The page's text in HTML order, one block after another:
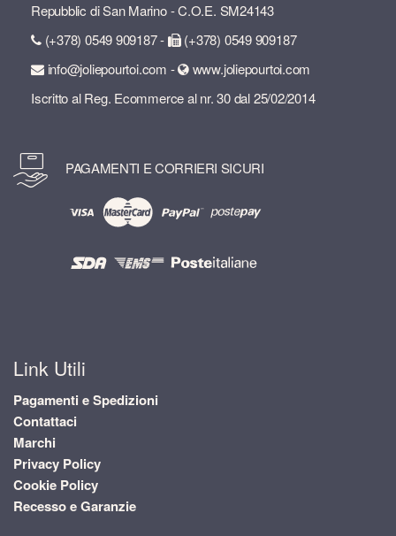
Repubblic di San Marino - C.O.E. SM24143
(+378) 0549 909187 -
(+378) 0549 909187
info@joliepourtoi.com -
www.joliepourtoi.com
Iscritto al Reg. Ecommerce al nr. 30 dal 25/02/2014
PAGAMENTI E CORRIERI SICURI
Link Utili
Pagamenti e Spedizioni
Contattaci
Marchi
Privacy Policy
Cookie Policy
Recesso e Garanzie